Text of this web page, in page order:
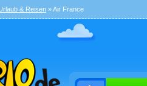
& Reisen » Air France